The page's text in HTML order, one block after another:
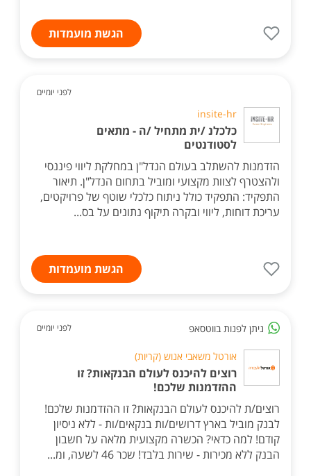
הגשת מועמדות
לפני יומיים
insite-hr
כלכלנ /ית מתחיל /ה - מתאים
לסטודנטים
הזדמנות להשתלב בעולם הנדל"ן במחלקת ליווי פיננסי
ולהצטרף לצוות מקצועי ומוביל בתחום הנדל"ן. תיאור
התפקיד: התפקיד כולל ניתוח כלכלי שוטף של פרויקטים,
עריכת דוחות, ליווי ובקרה תיקוף נתונים על בס...
הגשת מועמדות
ניתן לפנות בווטסאפ לפני יומיים
אורטל משאבי אנוש (קריות)
רוצים להיכנס לעולם הבנקאות? זו
ההזדמנות שלכם!
רוצים/ת להיכנס לעולם הבנקאות? זו ההזדמנות שלכם!
לבנק מוביל בארץ דרושים/ות בנקאים/ות - ללא ניסיון
קודם! למה כדאי? הכשרה מקצועית מלאה על חשבון
הבנק ללא מכירות - שירות בלבד! שכר 46 לשעה, ומ...